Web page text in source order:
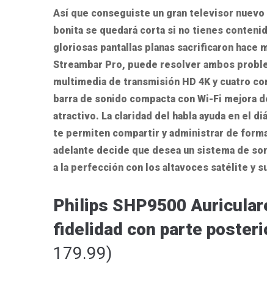
Así que conseguiste un gran televisor nuevo
bonita se quedará corta si no tienes
gloriosas pantallas planas sacrificaron hace
Streambar Pro, puede resolver ambos
multimedia de transmisión HD 4K y cuatro
barra de sonido compacta con Wi-Fi mejora
atractivo. La claridad del habla ayuda en el
te permiten compartir y administrar de
adelante decide que desea un sistema de
a la perfección con los altavoces satélite y
Philips SHP9500
fidelidad con parte
179.99)